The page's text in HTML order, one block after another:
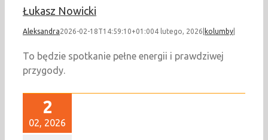
Łukasz Nowicki
Aleksandra2026-02-18T14:59:10+01:004 lutego, 2026 kolumby
To będzie spotkanie pełne energii i prawdziwej
przygody.
2
02, 2026